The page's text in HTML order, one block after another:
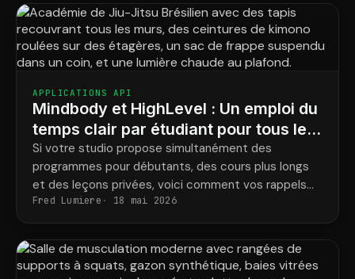
APPLICATIONS API
Mindbody et HighLevel : Un emploi du
temps clair par étudiant pour tous les
programmes
Si votre studio propose simultanément des
programmes pour débutants, des cours plus longs
et des leçons privées, voici comment vos rappels
correspondent enfin aux réservations réelles de
chaque élève.
Fred Lumiere 18 mai 2026